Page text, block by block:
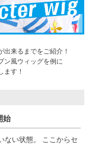
来るまでをご紹介！
ン風ウィッグを例に
ます！
始
ない状態。
ここからセ